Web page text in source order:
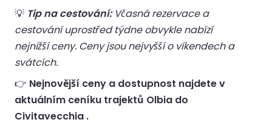
💡 Tip na cestování:Včasná rezervace a
cestování uprostřed týdne obvykle nabízí
nejnižší ceny. Ceny jsou nejvyšší o víkendech a
svátcích.
👉 Nejnovější ceny a dostupnost najdete v
aktuálním ceníku trajektů Olbia do
Civitavecchia .